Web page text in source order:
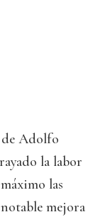
Adolfo
la labor
las
mejora